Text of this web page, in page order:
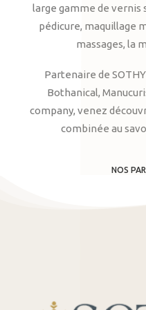
large gamme de vernis
pédicure, maquillage
massages, la
Partenaire de
Bothanical,
company, venez
combinée au
NOS